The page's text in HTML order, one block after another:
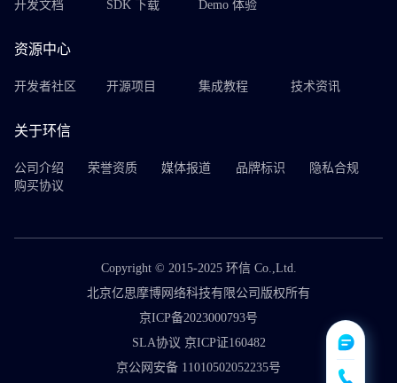
开发文档 SDK 下载 Demo 体验
资源中心
开发者社区 开源项目 集成教程 技术资讯
关于环信
公司介绍 荣誉资质 媒体报道 品牌标识
隐私合规
购买协议
Copyright © 2015-2025 环信 Co.,Ltd.
北京亿思摩博网络科技有限公司版权所有
京ICP备2023000793号
SLA协议 京ICP证160482
京公网安备 11010502052235号